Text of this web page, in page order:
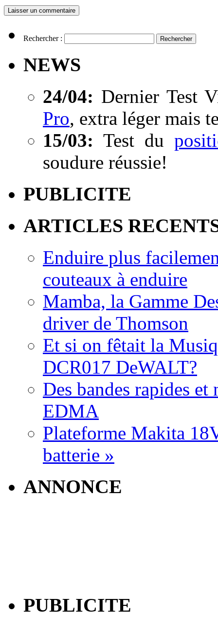
Rechercher :
NEWS
24/04: Dernier Test
Pro, extra léger mais
15/03: Test du
soudure réussie!
PUBLICITE
ARTICLES
Enduire plus
couteaux à enduire
Mamba, la Gamme
driver de Thomson
Et si on fêtait la
DCR017 DeWALT?
Des bandes rapides et
EDMA
Plateforme Makita
batterie »
ANNONCE
PUBLICITE